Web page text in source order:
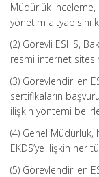
Müdürlük inceleme,
yönetim altyapısını
(2) Görevli ESHS,
resmi internet
(3) Görevlendirilen
sertifikaların
ilişkin yöntemi
(4) Genel Müdürlük,
EKDS’ye ilişkin her
(5) Görevlendirilen